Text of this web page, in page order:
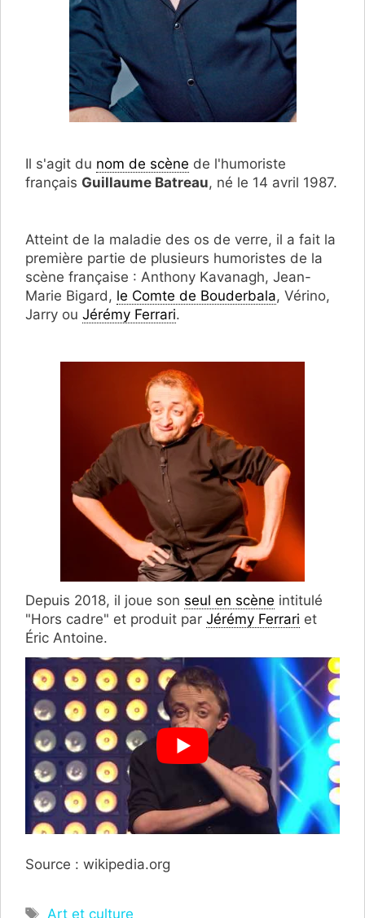
Il s'agit du nom de scène de l'humoriste
français Guillaume Batreau, né le 14 avril 1987.
Atteint de la maladie des os de verre, il a fait la
première partie de plusieurs humoristes de la
scène française : Anthony Kavanagh, Jean-
Marie Bigard, le Comte de Bouderbala, Vérino,
Jarry ou Jérémy Ferrari.
Depuis 2018, il joue son seul en scène intitulé
"Hors cadre" et produit par Jérémy Ferrari et
Éric Antoine.
Source : wikipedia.org
Étiquettes
Art et culture